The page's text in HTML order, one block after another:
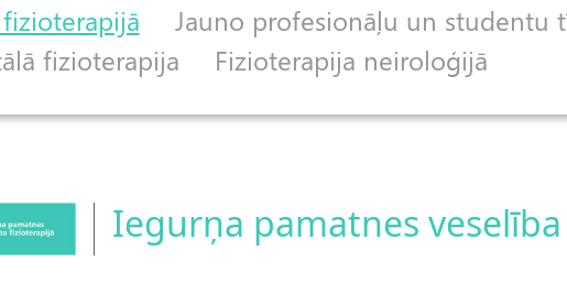
Jauno profesionāļu un studentu
fizioterapija
Fizioterapija neiroloģijā
Iegurņa pamatnes